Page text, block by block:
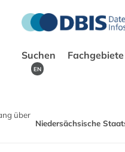
Suchen Fachgebiete
EN
über
Niedersächsische